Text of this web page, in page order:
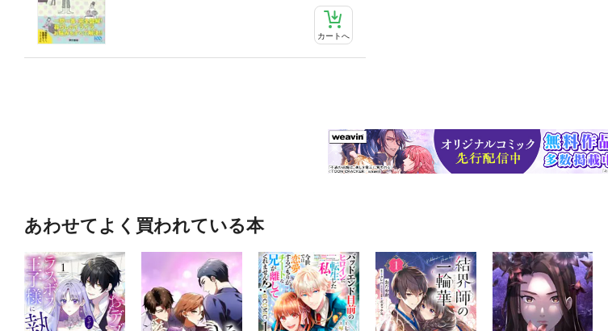
カートへ
あわせてよく買われている本